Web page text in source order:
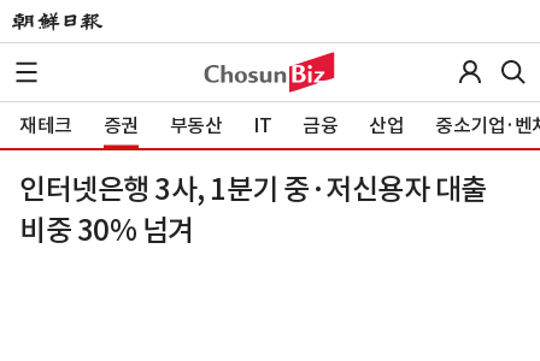
재테크 증권 부동산 IT 금융 산업 중소기업·벤
인터넷은행 3사, 1분기 중·저신용자 대출
비중 30% 넘겨